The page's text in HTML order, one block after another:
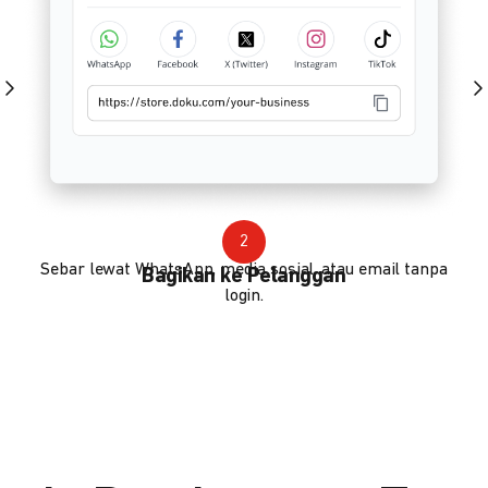
2
Bagikan ke Pelanggan
Sebar lewat WhatsApp, media sosial, atau email tanpa
login.